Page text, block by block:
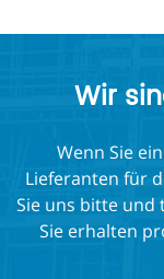
Wir
Wenn Sie
Lieferanten für
Sie uns bitte und
Sie erhalten